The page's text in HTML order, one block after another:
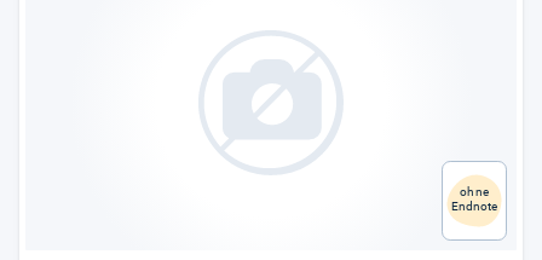
ohne
Endnote